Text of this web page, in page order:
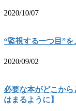
2020/10/07
“監視する一つ目”を
2020/09/02
必要な本がどこか
はまるように】